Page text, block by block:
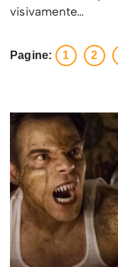
visivamente…
Pagine: 1 2